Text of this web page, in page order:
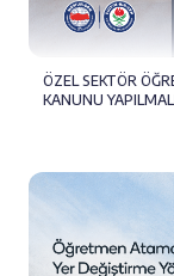
ÖZEL SEKTÖR
KANUNU